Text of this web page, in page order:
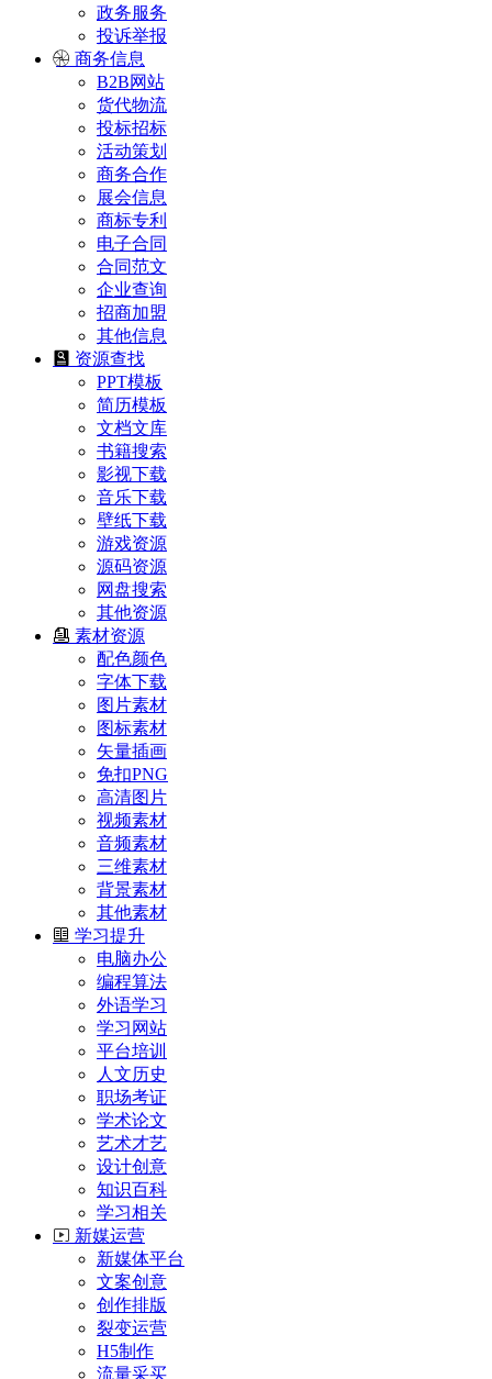
政务服务
投诉举报
商务信息
B2B网站
货代物流
投标招标
活动策划
商务合作
展会信息
商标专利
电子合同
合同范文
企业查询
招商加盟
其他信息
资源查找
PPT模板
简历模板
文档文库
书籍搜索
影视下载
音乐下载
壁纸下载
游戏资源
源码资源
网盘搜索
其他资源
素材资源
配色颜色
字体下载
图片素材
图标素材
矢量插画
免扣PNG
高清图片
视频素材
音频素材
三维素材
背景素材
其他素材
学习提升
电脑办公
编程算法
外语学习
学习网站
平台培训
人文历史
职场考证
学术论文
艺术才艺
设计创意
知识百科
学习相关
新媒运营
新媒体平台
文案创意
创作排版
裂变运营
H5制作
流量采买